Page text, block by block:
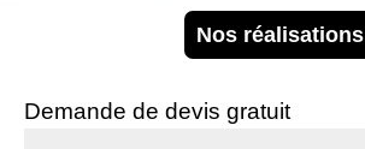
Nos réalisations
Demande de devis gratuit